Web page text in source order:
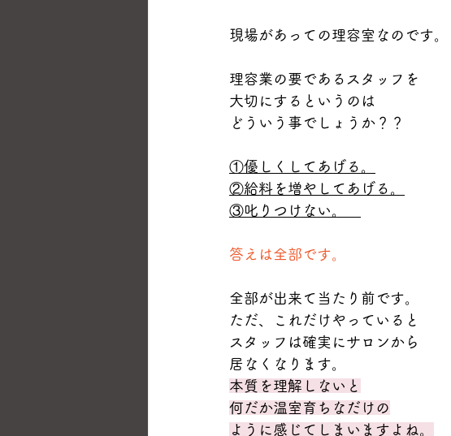
現場があっての理容室なのです。
理容業の要であるスタッフを
大切にするというのは
どういう事でしょうか？？
①優しくしてあげる。
②給料を増やしてあげる。
③叱りつけない。
答えは全部です。
全部が出来て当たり前です。
ただ、これだけやっていると
スタッフは確実にサロンから
居なくなります。
本質を理解しないと
何だか温室育ちなだけの
ように感じてしまいますよね。